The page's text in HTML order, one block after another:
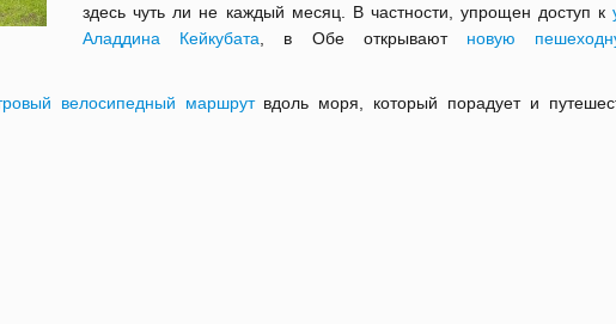
здесь чуть ли не каждый месяц. В частности, упрощен доступ к
Аладдина Кейкубата , в Обе открывают новую
велосипедный маршрутвдоль моря, который порадует и